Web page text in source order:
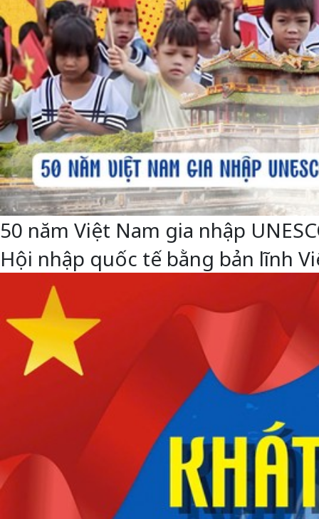
50 năm Việt Nam gia nhập
Hội nhập quốc tế bằng bản lĩnh